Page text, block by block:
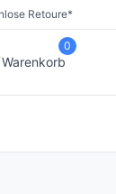
Retoure*
Warenkorb
0